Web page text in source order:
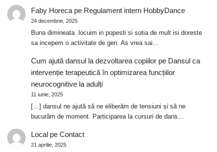
Faby Horecape Regulament intern HobbyDance
24 decembrie, 2025
Buna dimineata .locuim in popesti si sotia de mult isi doreste
sa incepem o activitate de gen. As vrea sai…
Cum ajută dansul la dezvoltarea copiilorpe Dansul ca
intervenție terapeutică în optimizarea funcțiilor
neurocognitive la adulți
11 iunie, 2025
[…] dansul ne ajută să ne eliberăm de tensiuni și să ne
bucurăm de moment. Participarea la cursuri de dans…
Localpe Contact
21 aprilie, 2025